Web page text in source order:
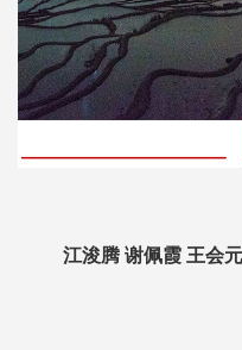
江浚腾 谢佩霞 王会